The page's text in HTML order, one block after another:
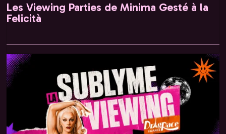
Les Viewing Parties de Minima Gesté à la
Felicità